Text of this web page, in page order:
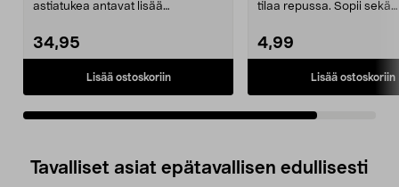
astiatukea antavat lisää
34,95
Lisää ostoskoriin
tilaa repussa. Sopii sekä
4,99
Lisää ostoskoriin
Tavalliset asiat epätavallisen edullisesti